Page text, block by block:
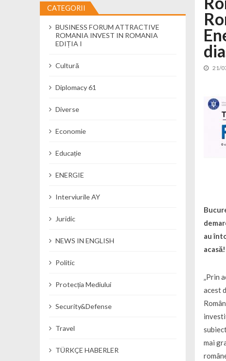
Încă o creșă modernă pentru Alba: 40
Ministerul Mediului derulează
Percheziții și flagrant în Neamț:
Ministerul Apărării Naționale
Dobânzi de pânã la 7,50% la ediția
21/
au
„Prin
acest
mai
CATEGORII
BUSINESS FORUM ATTRACTIVE
ROMANIA INVEST IN ROMANIA
EDIȚIA I
Cultură
Diplomacy 61
Diverse
Economie
Educație
ENERGIE
Interviurile AY
Juridic
NEWS IN ENGLISH
Politic
Protecția Mediului
Security&Defense
Travel
TÜRKÇE HABERLER